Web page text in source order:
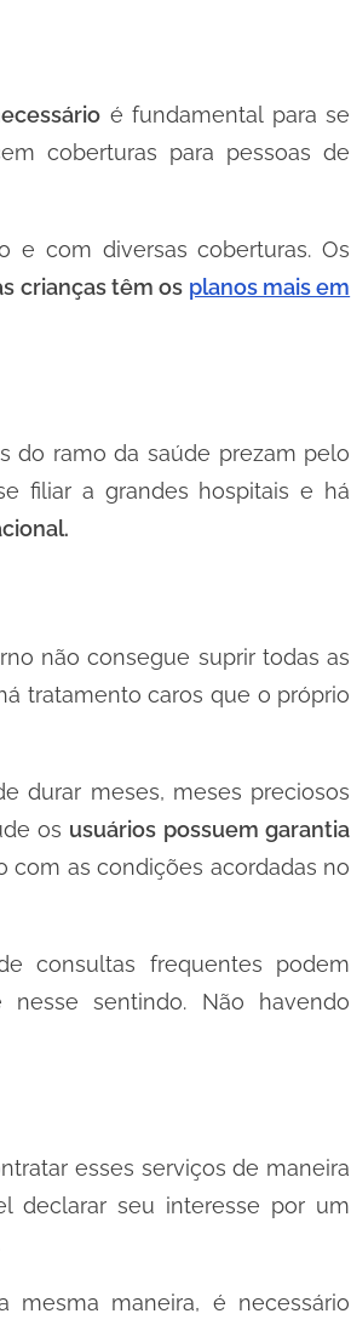
é fundamental para se
coberturas para pessoas de
e com diversas coberturas. Os
crianças têm os planos mais em
do ramo da saúde prezam pelo
filiar a grandes hospitais e há
não consegue suprir todas as
tratamento caros que o próprio
durar meses, meses preciosos
os usuários possuem garantia
com as condições acordadas no
consultas frequentes podem
sentindo. Não havendo
esses serviços de maneira
declarar seu interesse por um
mesma maneira, é necessário